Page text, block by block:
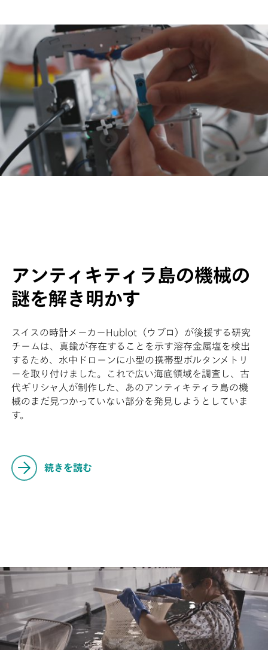
アンティキティラ島の機械の
謎を解き明かす
スイスの時計メーカーHublot（ウブロ）が後援する研究
チームは、真鍮が存在することを示す溶存金属塩を検出
するため、水中ドローンに小型の携帯型ボルタンメトリ
ーを取り付けました。これで広い海底領域を調査し、古
代ギリシャ人が制作した、あのアンティキティラ島の機
械のまだ見つかっていない部分を発見しようとしていま
す。
続きを読む